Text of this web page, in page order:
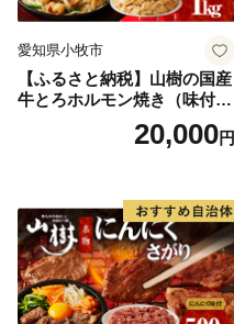
愛知県小牧市
【ふるさと納税】山樹の国産
牛とろホルモン焼き（味付
20,000円